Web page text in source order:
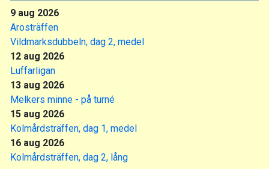
9 aug 2026
Arosträffen
Vildmarksdubbeln, dag 2, medel
12 aug 2026
Luffarligan
13 aug 2026
Melkers minne - på turné
15 aug 2026
Kolmårdsträffen, dag 1, medel
16 aug 2026
Kolmårdsträffen, dag 2, lång